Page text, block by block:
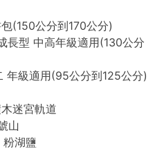
(150公分到170公分)
長型 中高年級適用(130公分
年級適用(95公分到125公分)
迷宮軌道
山
湖鹽